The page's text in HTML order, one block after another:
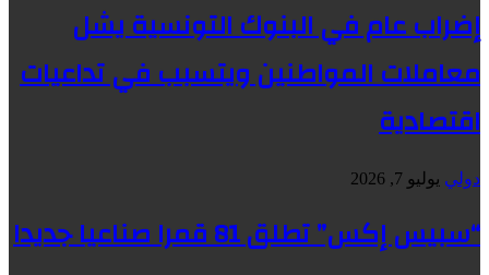
إضراب عام في البنوك التونسية يشل
معاملات المواطنين ويتسبب في تداعيات
اقتصادية
دولي يوليو 7, 2026
“سبيس إكس” تطلق 81 قمرا صناعيا جديدا